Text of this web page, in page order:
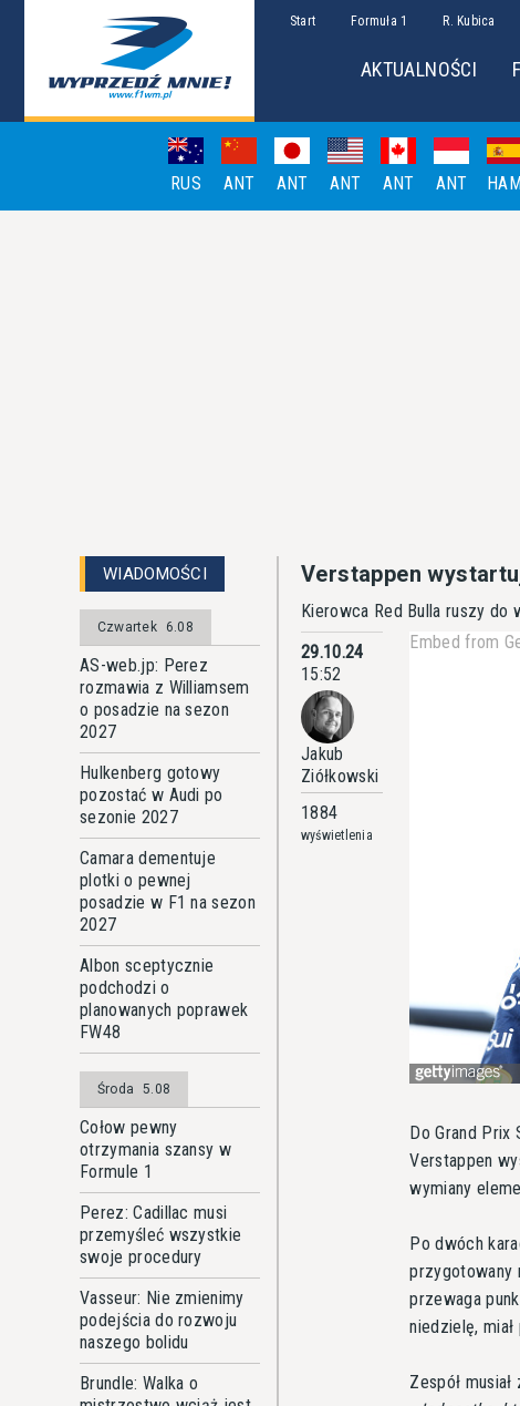
Start Formuła 1 R. Kubica
AKTUALNOŚCI
RUS ANT ANT ANT ANT ANT HAM
WIADOMOŚCI
Czwartek 6.08
AS-web.jp: Perez
rozmawia z Williamsem
o posadzie na sezon
2027
Hulkenberg gotowy
pozostać w Audi po
sezonie 2027
Camara dementuje
plotki o pewnej
posadzie w F1 na sezon
2027
Albon sceptycznie
podchodzi o
planowanych poprawek
FW48
Środa 5.08
Cołow pewny
otrzymania szansy w
Formule 1
Perez: Cadillac musi
przemyśleć wszystkie
swoje procedury
Vasseur: Nie zmienimy
podejścia do rozwoju
naszego bolidu
Brundle: Walka o
Verstappen
Kierowca Red Bulla ruszy do
29.10.24
15:52
Jakub
Ziółkowski
1884
wyświetlenia
Embed from
Do Grand Prix
Verstappen
wymiany
Po dwóch
przygotowany
przewaga
niedzielę,
Zespół